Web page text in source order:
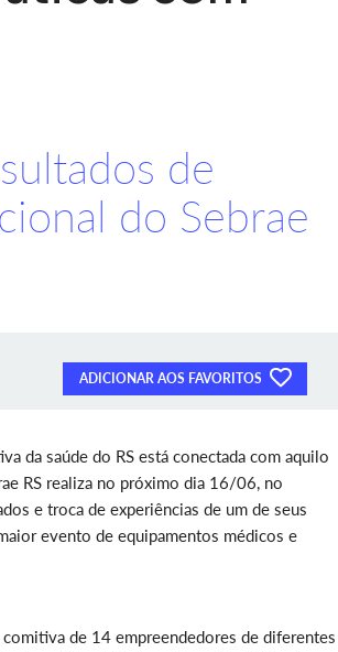
de
do Sebrae
ADICIONAR AOS FAVORITOS
da saúde do RS está conectada com aquilo
RS realiza no próximo dia 16/06, no
e troca de experiências de um de seus
evento de equipamentos médicos e
comitiva de 14 empreendedores de diferentes